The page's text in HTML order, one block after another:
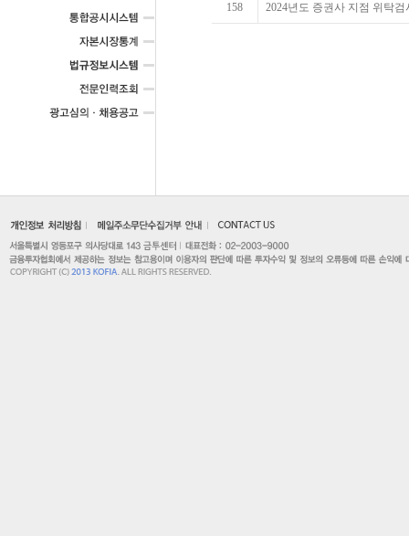
158 2024년도 증권사 지점 위탁